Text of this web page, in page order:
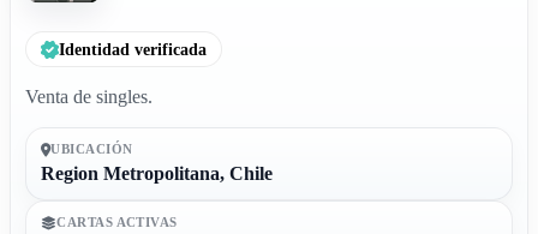
Identidad verificada
Venta de singles.
UBICACIÓN
Region Metropolitana, Chile
CARTAS ACTIVAS